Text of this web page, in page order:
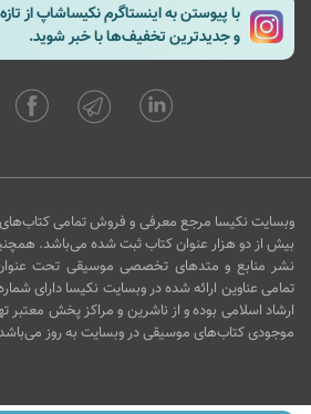
با پیوستن به اینستاگرم نکیساشاپ از
و جدیدترین تخفیف‌ها با خبر شوید.
وبسایت نکیسا مرجع معرفی و فروش تمامی کتاب‌های
بیش از دو هزار عنوان کتاب ثبت شده می‌باشد.
نشر منابع و متدهای تخصصی موسیقی تحت
تمامی عناوین ارائه شده در وبسایت نکیسا دارای
ارشاد اسلامی بوده و از ناشرین و مراکز پخش
موجودی کتاب‌های موسیقی در وبسایت به روز